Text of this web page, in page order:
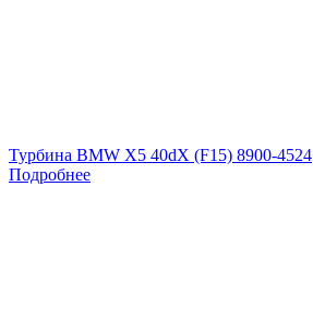
Турбина BMW X5 40dX (F15) 8900-4524
Подробнее